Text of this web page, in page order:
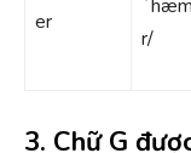
er
r/
3. Chữ G